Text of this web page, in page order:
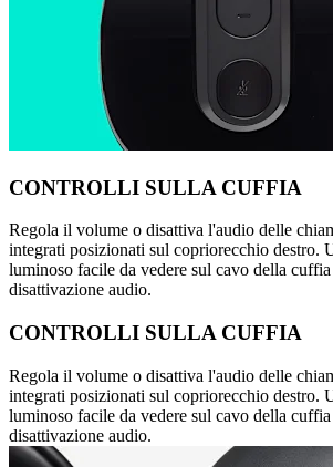
CONTROLLI SULLA CUFFIA
Regola il volume o disattiva l'audio delle
integrati posizionati sul copriorecchio destro.
luminoso facile da vedere sul cavo della
disattivazione audio.
CONTROLLI SULLA CUFFIA
Regola il volume o disattiva l'audio delle
integrati posizionati sul copriorecchio destro.
luminoso facile da vedere sul cavo della
disattivazione audio.